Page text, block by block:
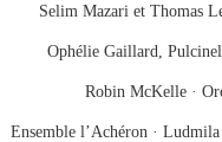
Selim Mazari et Thomas
Ophélie Gaillard,
Robin McKelle ·
Ensemble l’Achéron ·